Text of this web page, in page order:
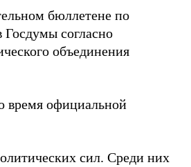
бюллетене по
Госдумы согласно
объединения
время официальной
сил. Среди них